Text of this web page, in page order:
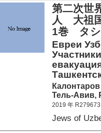
第二次世
人 大祖
1巻 タ
Евреи
Тель-Авив,
2019 年 R279673
Jews of